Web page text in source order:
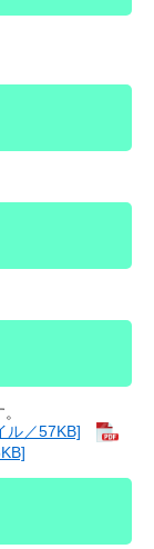
ル／57KB]